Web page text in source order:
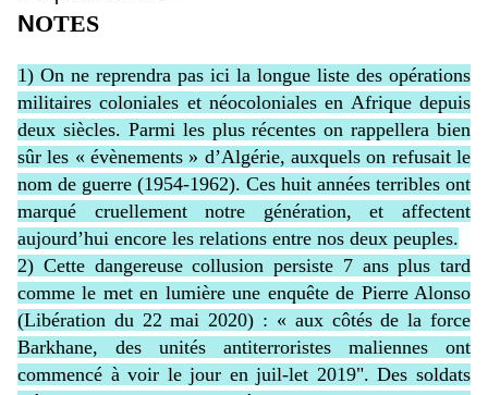
NOTES
1) On ne reprendra pas ici la longue liste des opérations
militaires coloniales et néocoloniales en Afrique depuis
deux siècles. Parmi les plus récentes on rappellera bien
sûr les « évènements » d’Algérie, auxquels on refusait le
nom de guerre (1954-1962). Ces huit années terribles ont
marqué cruellement notre génération, et affectent
aujourd’hui encore les relations entre nos deux peuples.
2) Cette dangereuse collusion persiste 7 ans plus tard
comme le met en lumière une enquête de Pierre Alonso
(Libération du 22 mai 2020) : « aux côtés de la force
Barkhane, des unités antiterroristes maliennes ont
commencé à voir le jour en juil-let 2019". Des soldats